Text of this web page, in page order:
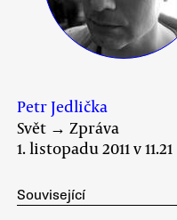
Petr Jedlička
Svět → Zpráva
1. listopadu 2011 v 11.21
Související